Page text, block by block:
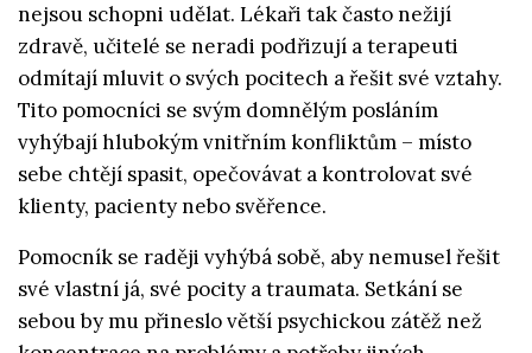
nejsou schopni udělat. Lékaři tak často nežijí
zdravě, učitelé se neradi podřizují a terapeuti
odmítají mluvit o svých pocitech a řešit své vztahy.
Tito pomocníci se svým domnělým posláním
vyhýbají hlubokým vnitřním konfliktům – místo
sebe chtějí spasit, opečovávat a kontrolovat své
klienty, pacienty nebo svěřence.
Pomocník se raději vyhýbá sobě, aby nemusel řešit
své vlastní já, své pocity a traumata. Setkání se
sebou by mu přineslo větší psychickou zátěž než